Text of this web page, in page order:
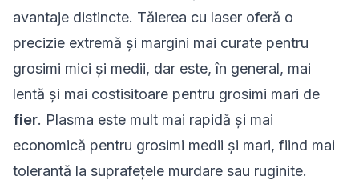
avantaje distincte. Tăierea cu laser oferă o
precizie extremă și margini mai curate pentru
grosimi mici și medii, dar este, în general, mai
lentă și mai costisitoare pentru grosimi mari de
fier. Plasma este mult mai rapidă și mai
economică pentru grosimi medii și mari, fiind mai
tolerantă la suprafețele murdare sau ruginite.